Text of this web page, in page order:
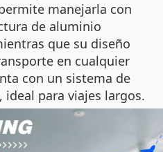
manejarla con
de aluminio
que su diseño
en cualquier
con un sistema de
ideal para viajes largos.